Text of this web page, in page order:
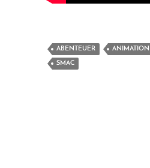
ABENTEUER ANIMATION
SMAC